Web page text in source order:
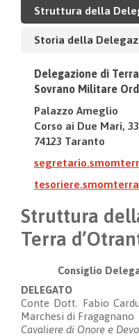
Struttura della
Storia della
Delegazione di
Sovrano Militare
Palazzo Ameglio
Corso ai Due Mari, 33
74123 Taranto
Struttura
Terra
Consiglio
DELEGATO
Conte Dott. Fabio
Marchesi di Fragagnano
Cavaliere di Onore e